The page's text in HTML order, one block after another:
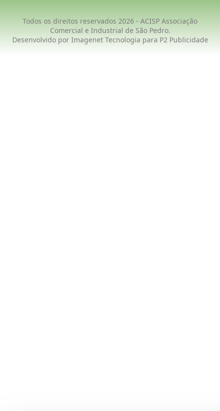
Todos os direitos reservados 2026 - ACISP Associação
Comercial e Industrial de São Pedro.
Desenvolvido por Imagenet Tecnologia para P2 Publicidade